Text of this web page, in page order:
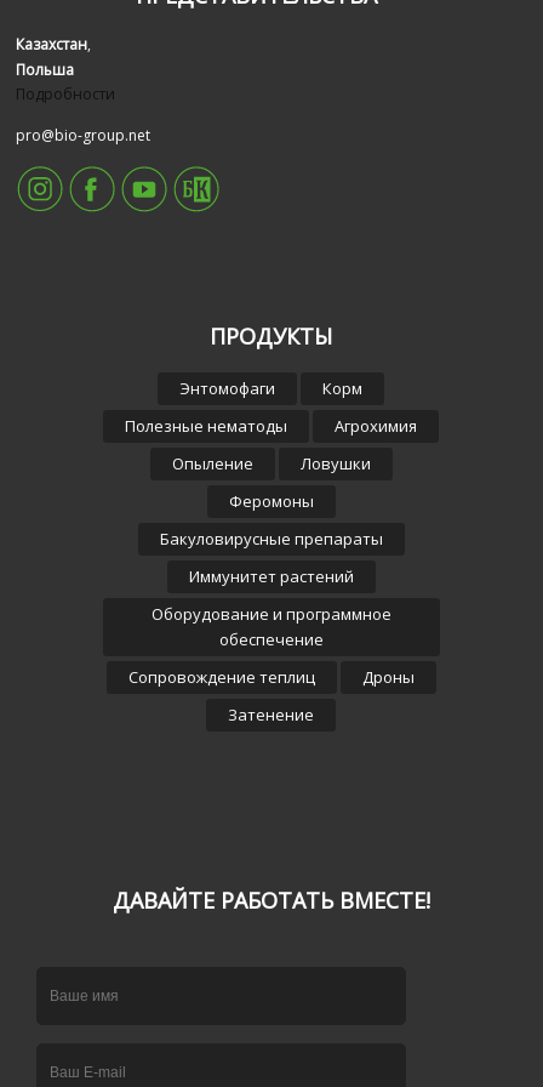
Казахстан,
Польша
Подробности
pro@bio-group.net
ПРОДУКТЫ
Энтомофаги
Корм
Полезные нематоды
Агрохимия
Опыление
Ловушки
Феромоны
Бакуловирусные препараты
Иммунитет растений
Оборудование и программное
обеспечение
Сопровождение теплиц
Дроны
Затенение
ДАВАЙТЕ РАБОТАТЬ ВМЕСТЕ!